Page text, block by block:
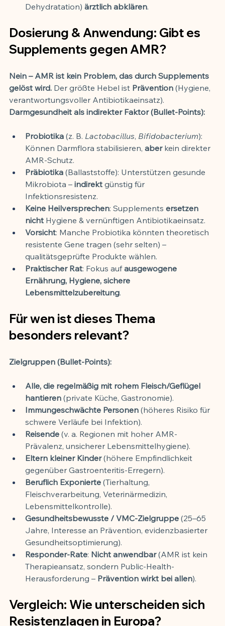
Dehydratation) ärztlich abklären.
Dosierung & Anwendung: Gibt es
Supplements gegen AMR?
Nein – AMR ist kein Problem, das durch Supplements
gelöst wird. Der größte Hebel ist Prävention (Hygiene,
verantwortungsvoller Antibiotikaeinsatz).
Darmgesundheit als indirekter Faktor (Bullet-Points):
Probiotika (z. B. Lactobacillus, Bifidobacterium):
Können Darmflora stabilisieren, aber kein direkter
AMR-Schutz.
Präbiotika (Ballaststoffe): Unterstützen gesunde
Mikrobiota – indirekt günstig für
Infektionsresistenz.
Keine Heilversprechen: Supplements ersetzen
nicht Hygiene & vernünftigen Antibiotikaeinsatz.
Vorsicht: Manche Probiotika könnten theoretisch
resistente Gene tragen (sehr selten) –
qualitätsgeprüfte Produkte wählen.
Praktischer Rat: Fokus auf ausgewogene
Ernährung, Hygiene, sichere
Lebensmittelzubereitung.
Für wen ist dieses Thema
besonders relevant?
Zielgruppen (Bullet-Points):
Alle, die regelmäßig mit rohem Fleisch/Geflügel
hantieren (private Küche, Gastronomie).
Immungeschwächte Personen (höheres Risiko für
schwere Verläufe bei Infektion).
Reisende (v. a. Regionen mit hoher AMR-
Prävalenz, unsicherer Lebensmittelhygiene).
Eltern kleiner Kinder (höhere Empfindlichkeit
gegenüber Gastroenteritis-Erregern).
Beruflich Exponierte (Tierhaltung,
Fleischverarbeitung, Veterinärmedizin,
Lebensmittelkontrolle).
Gesundheitsbewusste / VMC-Zielgruppe (25–65
Jahre, Interesse an Prävention, evidenzbasierter
Gesundheitsoptimierung).
Responder-Rate: Nicht anwendbar (AMR ist kein
Therapieansatz, sondern Public-Health-
Herausforderung – Prävention wirkt bei allen).
Vergleich: Wie unterscheiden sich
Resistenzlagen in Europa?